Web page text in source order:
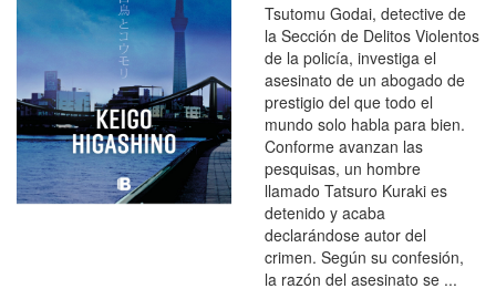
Tsutomu Godai, detective de
la Sección de Delitos Violentos
de la policía, investiga el
asesinato de un abogado de
prestigio del que todo el
mundo solo habla para bien.
Conforme avanzan las
pesquisas, un hombre
llamado Tatsuro Kuraki es
detenido y acaba
declarándose autor del
crimen. Según su confesión,
la razón del asesinato se ...